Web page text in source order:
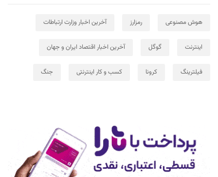
هوش مصنوعی رمزارز آخرین اخبار وزارت ارتباطات
اینترنت گوگل آخرین اخبار اقتصاد ایران و جهان
فیلترینگ کرونا کسب و کار اینترنتی جنگ